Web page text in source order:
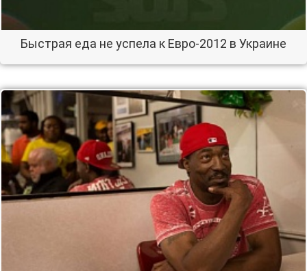
Быстрая еда не успела к Евро-2012 в Украине